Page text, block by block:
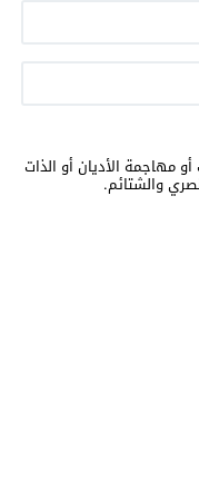
مهاجمة الأديان أو الذات
والشتائم.